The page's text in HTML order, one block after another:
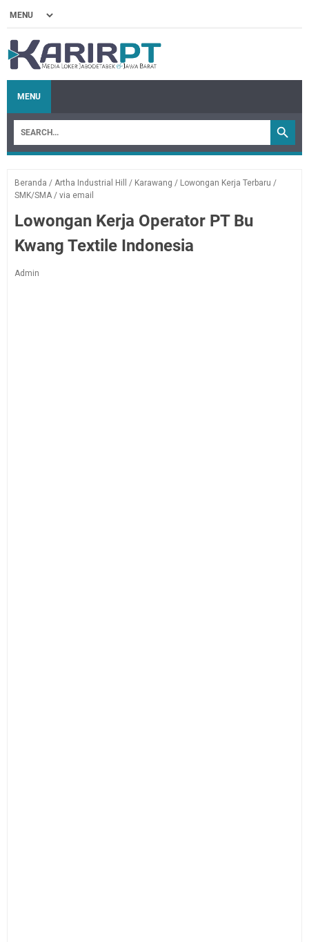
MENU
Beranda / Artha Industrial Hill / Karawang / Lowongan Kerja Terbaru /
SMK/SMA / via email
Lowongan Kerja Operator PT Bu
Kwang Textile Indonesia
Admin